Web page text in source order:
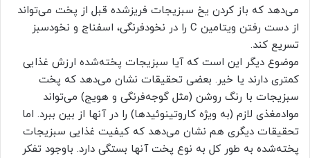
می‌دهد که باز کردن یخ سبزیجات فریزشده قبل از پخت می‌تواند
از دست رفتن ویتامین C را در نخودفرنگی، اسفناج و نخودسبز
تسریع کند.
موضوع دیگر این است که آیا سبزیجات پخته‌شده ارزش غذایی
کمتری دارند یا خیر. بعضی تحقیقات نشان می‌دهد که پخت
سبزیجات با رنگ روشن (مثل گوجه‌فرنگی و هویج) می‌تواند
موادمغذی لازم (به ویژه کاروتینوئیدها) را در آنها از بین ببرد. اما
تحقیقات دیگری هم نشان می‌دهد که کیفیت غذایی سبزیجات
پخته‌شده به طور کل به نوع پخت‌ آنها بستگی دارد. باوجود تفکر